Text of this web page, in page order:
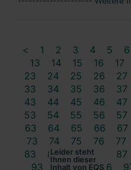
< 1 2 3 4 5 6
13
14 15 16 17
23
24 25 26 27
33
34 35 36 37
43
44 45 46 47
53
54 55 56 57
63
64 65 66 67
73
74 75 76 77
83
84 85 86 87
93
94 95 96
Leider steht
Ihnen dieser
Inhalt von EQS